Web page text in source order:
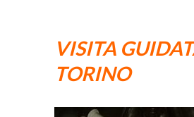
VISITA
TORINO